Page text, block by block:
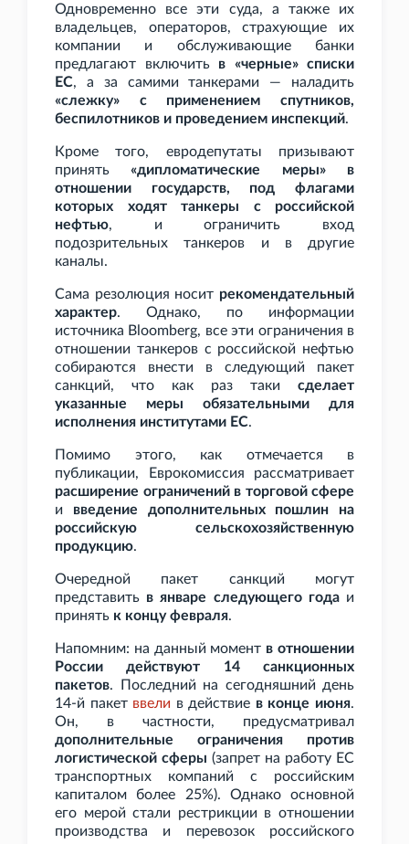
Одновременно все эти суда, а также их
владельцев, операторов, страхующие их
компании и обслуживающие банки
предлагают включить в «черные» списки
ЕС, а за самими танкерами — наладить
«слежку» с применением спутников,
беспилотников и проведением инспекций.
Кроме того, евродепутаты призывают
принять«дипломатические меры» в
отношении государств, под флагами
которых ходят танкеры с российской
нефтью, и ограничить вход
подозрительных танкеров и в другие
каналы.
Сама резолюция носит рекомендательный
характер. Однако, по информации
источника Bloomberg, все эти ограничения в
отношении танкеров с российской нефтью
собираются внести в следующий пакет
санкций, что как раз таки сделает
указанные меры обязательными для
исполнения институтами ЕС.
Помимо этого, как отмечается в
публикации, Еврокомиссия рассматривает
расширение ограничений в торговой сфере
и введение дополнительных пошлин на
российскую сельскохозяйственную
продукцию.
Очередной пакет санкций могут
представить в январе следующего годаи
принять к концу февраля.
Напомним: на данный момент в отношении
России действуют 14 санкционных
пакетов. Последний на сегодняшний день
14-й пакет ввели в действие в конце июня.
Он, в частности, предусматривал
дополнительные ограничения против
логистической сферы (запрет на работу ЕС
транспортных компаний с российским
капиталом более 25%). Однако основной
его мерой стали рестрикции в отношении
производства и перевозок российского